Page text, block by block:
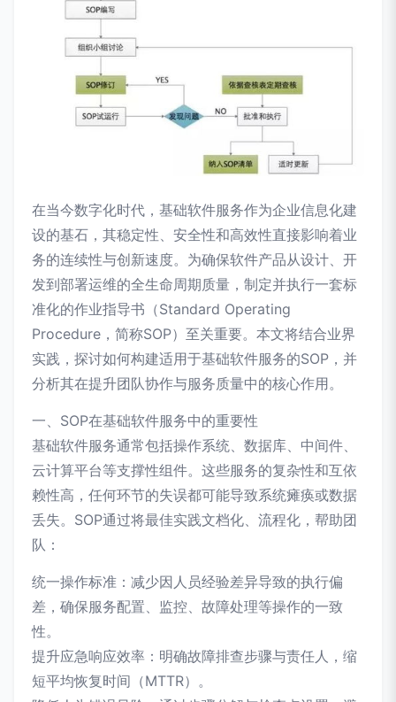
在当今数字化时代，基础软件服务作为企业信息化建
设的基石，其稳定性、安全性和高效性直接影响着业
务的连续性与创新速度。为确保软件产品从设计、开
发到部署运维的全生命周期质量，制定并执行一套标
准化的作业指导书（Standard Operating
Procedure，简称SOP）至关重要。本文将结合业界
实践，探讨如何构建适用于基础软件服务的SOP，并
分析其在提升团队协作与服务质量中的核心作用。
一、SOP在基础软件服务中的重要性
基础软件服务通常包括操作系统、数据库、中间件、
云计算平台等支撑性组件。这些服务的复杂性和互依
赖性高，任何环节的失误都可能导致系统瘫痪或数据
丢失。SOP通过将最佳实践文档化、流程化，帮助团
队：
统一操作标准：减少因人员经验差异导致的执行偏
差，确保服务配置、监控、故障处理等操作的一致
性。
提升应急响应效率：明确故障排查步骤与责任人，缩
短平均恢复时间（MTTR）。